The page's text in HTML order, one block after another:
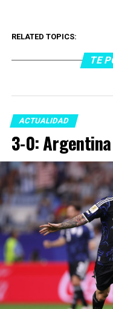
RELATED TOPICS:
TE
ACTUALIDAD
3-0: